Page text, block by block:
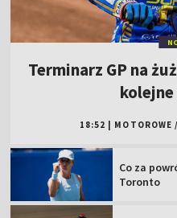
Terminarz GP na
18:52 MOTOROWE /
Co za
Toronto